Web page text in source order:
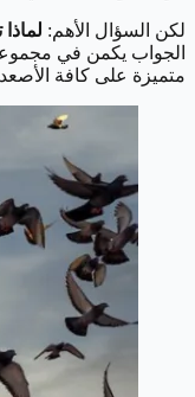
لكن السؤال الأهم:
الجواب يكمن في
متميزة على كافة